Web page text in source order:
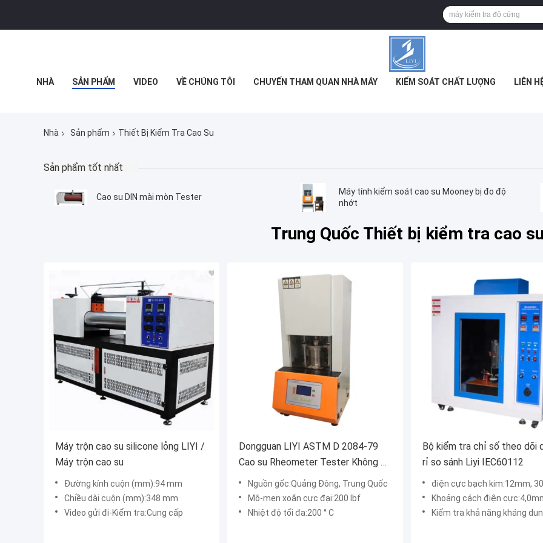
NHÀ SẢN PHẨM VIDEO VỀ CHÚNG TÔI CHUYẾN THAM QUAN NHÀ MÁY KIỂM SOÁT CHẤT LƯỢNG LIÊN
Nhà Sản phẩm Thiết Bị Kiểm Tra Cao Su
Sản phẩm tốt nhất
Cao su DIN mài mòn Tester
Máy tính kiểm soát cao su Mooney bị đo độ
nhớt
Trung Quốc Thiết bị kiểm tra cao su
Máy trộn cao su silicone lỏng LIYI /
Máy trộn cao su
Đường kính cuộn (mm):94 mm
Chiều dài cuộn (mm):348 mm
Video gửi đi-Kiểm tra:Cung cấp
Dongguan LIYI ASTM D 2084-79
Cao su Rheometer Tester Không có
Rotor
Nguồn gốc:Quảng Đông, Trung Quốc
Mô-men xoắn cực đại:200 Ibf
Nhiệt độ tối đa:200 ° C
Bộ kiểm tra chỉ số theo dõi
rỉ so sánh Liyi IEC60112
điện cực bạch kim:12mm, 30
Khoảng cách điện cực:4,0mm ± 0,01mm,
Kiểm tra khả năng kháng